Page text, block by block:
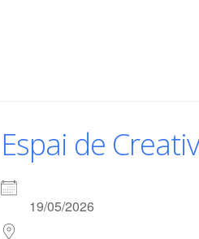
Espai de
19/05/2026